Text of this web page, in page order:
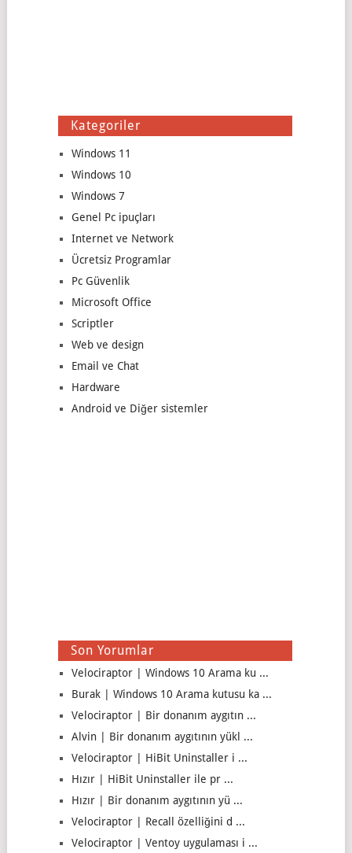
Kategoriler
Windows 11
Windows 10
Windows 7
Genel Pc ipuçları
Internet ve Network
Ücretsiz Programlar
Pc Güvenlik
Microsoft Office
Scriptler
Web ve design
Email ve Chat
Hardware
Android ve Diğer sistemler
Son Yorumlar
Velociraptor | Windows 10 Arama ku ...
Burak | Windows 10 Arama kutusu ka ...
Velociraptor | Bir donanım aygıtın ...
Alvin | Bir donanım aygıtının yükl ...
Velociraptor | HiBit Uninstaller i ...
Hızır | HiBit Uninstaller ile pr ...
Hızır | Bir donanım aygıtının yü ...
Velociraptor | Recall özelliğini d ...
Velociraptor | Ventoy uygulaması i ...